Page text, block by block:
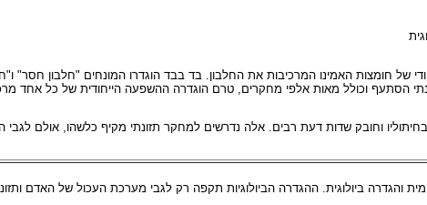
של חומצות האמינו המרכיבות את החלבון. בד בבד הוגדרו המונחים "חלבון חסר"
וכולל מאות אלפי מחקרים, טרם הוגדרה ההשפעה הייחודית של כל אחד
וחובק שדות דעת רבים. אלה נדרשים למחקר תזונתי מקיף כלשהו, אולם לגבי
והגדרה ביולוגית. ההגדרה הביולוגיות תקפה רק לגבי מערכת העכול של האדם